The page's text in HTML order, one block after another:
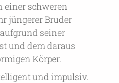
einer schweren
jüngerer Bruder
seiner
und dem daraus
Körper.
und impulsiv.